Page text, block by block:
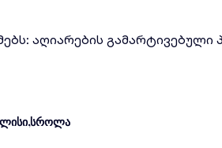
აღიარების გამარტივებული
სროლა